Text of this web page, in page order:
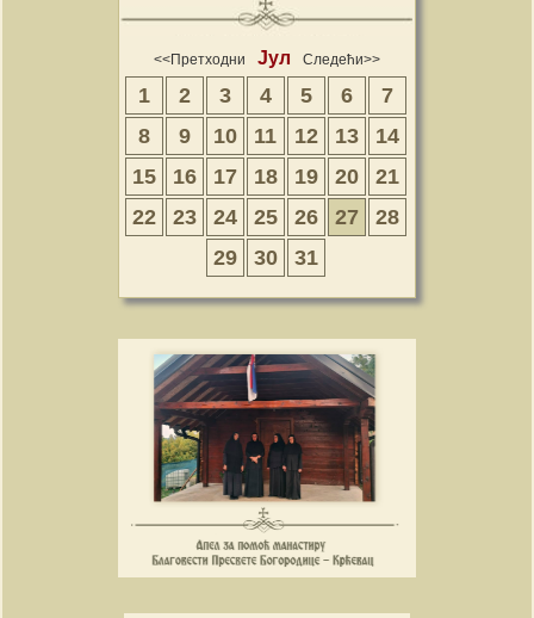
<<Претходни Јул Следећи>>
1 2 3 4 5 6
7
8
9 10 11 12 13
14
15
16 17 18 19 20
21
22
23 24 25 26 27
28
29
30 31